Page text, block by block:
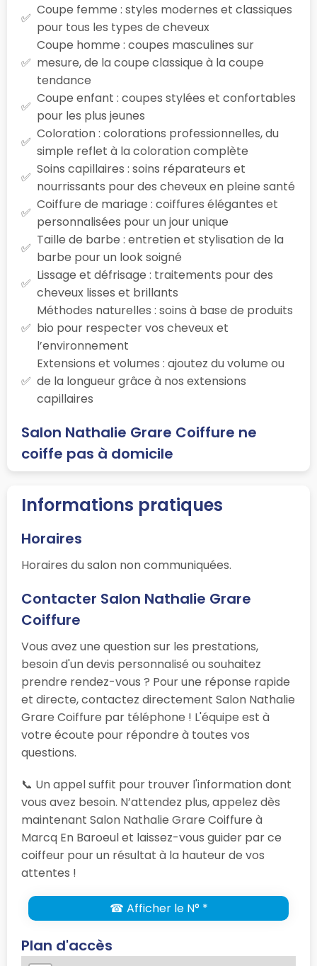
Coupe femme : styles modernes et classiques
pour tous les types de cheveux
Coupe homme : coupes masculines sur
mesure, de la coupe classique à la coupe
tendance
Coupe enfant : coupes stylées et confortables
pour les plus jeunes
Coloration : colorations professionnelles, du
simple reflet à la coloration complète
Soins capillaires : soins réparateurs et
nourrissants pour des cheveux en pleine santé
Coiffure de mariage : coiffures élégantes et
personnalisées pour un jour unique
Taille de barbe : entretien et stylisation de la
barbe pour un look soigné
Lissage et défrisage : traitements pour des
cheveux lisses et brillants
Méthodes naturelles : soins à base de produits
bio pour respecter vos cheveux et
l’environnement
Extensions et volumes : ajoutez du volume ou
de la longueur grâce à nos extensions
capillaires
Salon Nathalie Grare Coiffure ne
coiffe pas à domicile
Informations pratiques
Horaires
Horaires du salon non communiquées.
Contacter Salon Nathalie Grare
Coiffure
Vous avez une question sur les prestations,
besoin d'un devis personnalisé ou souhaitez
prendre rendez-vous ? Pour une réponse rapide
et directe, contactez directement Salon Nathalie
Grare Coiffure par téléphone ! L'équipe est à
votre écoute pour répondre à toutes vos
questions.
📞 Un appel suffit pour trouver l'information dont
vous avez besoin. N’attendez plus, appelez dès
maintenant Salon Nathalie Grare Coiffure à
Marcq En Baroeul et laissez-vous guider par ce
coiffeur pour un résultat à la hauteur de vos
attentes !
☎ Afficher le N° *
Plan d'accès